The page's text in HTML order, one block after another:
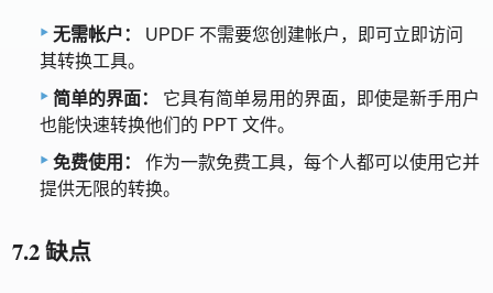
无需帐户：
UPDF 不需要您创建帐户，即可立即访问
其转换工具。
简单的界面：
它具有简单易用的界面，即使是新手用户
也能快速转换他们的 PPT 文件。
免费使用：
作为一款免费工具，每个人都可以使用它并
提供无限的转换。
7.2 缺点